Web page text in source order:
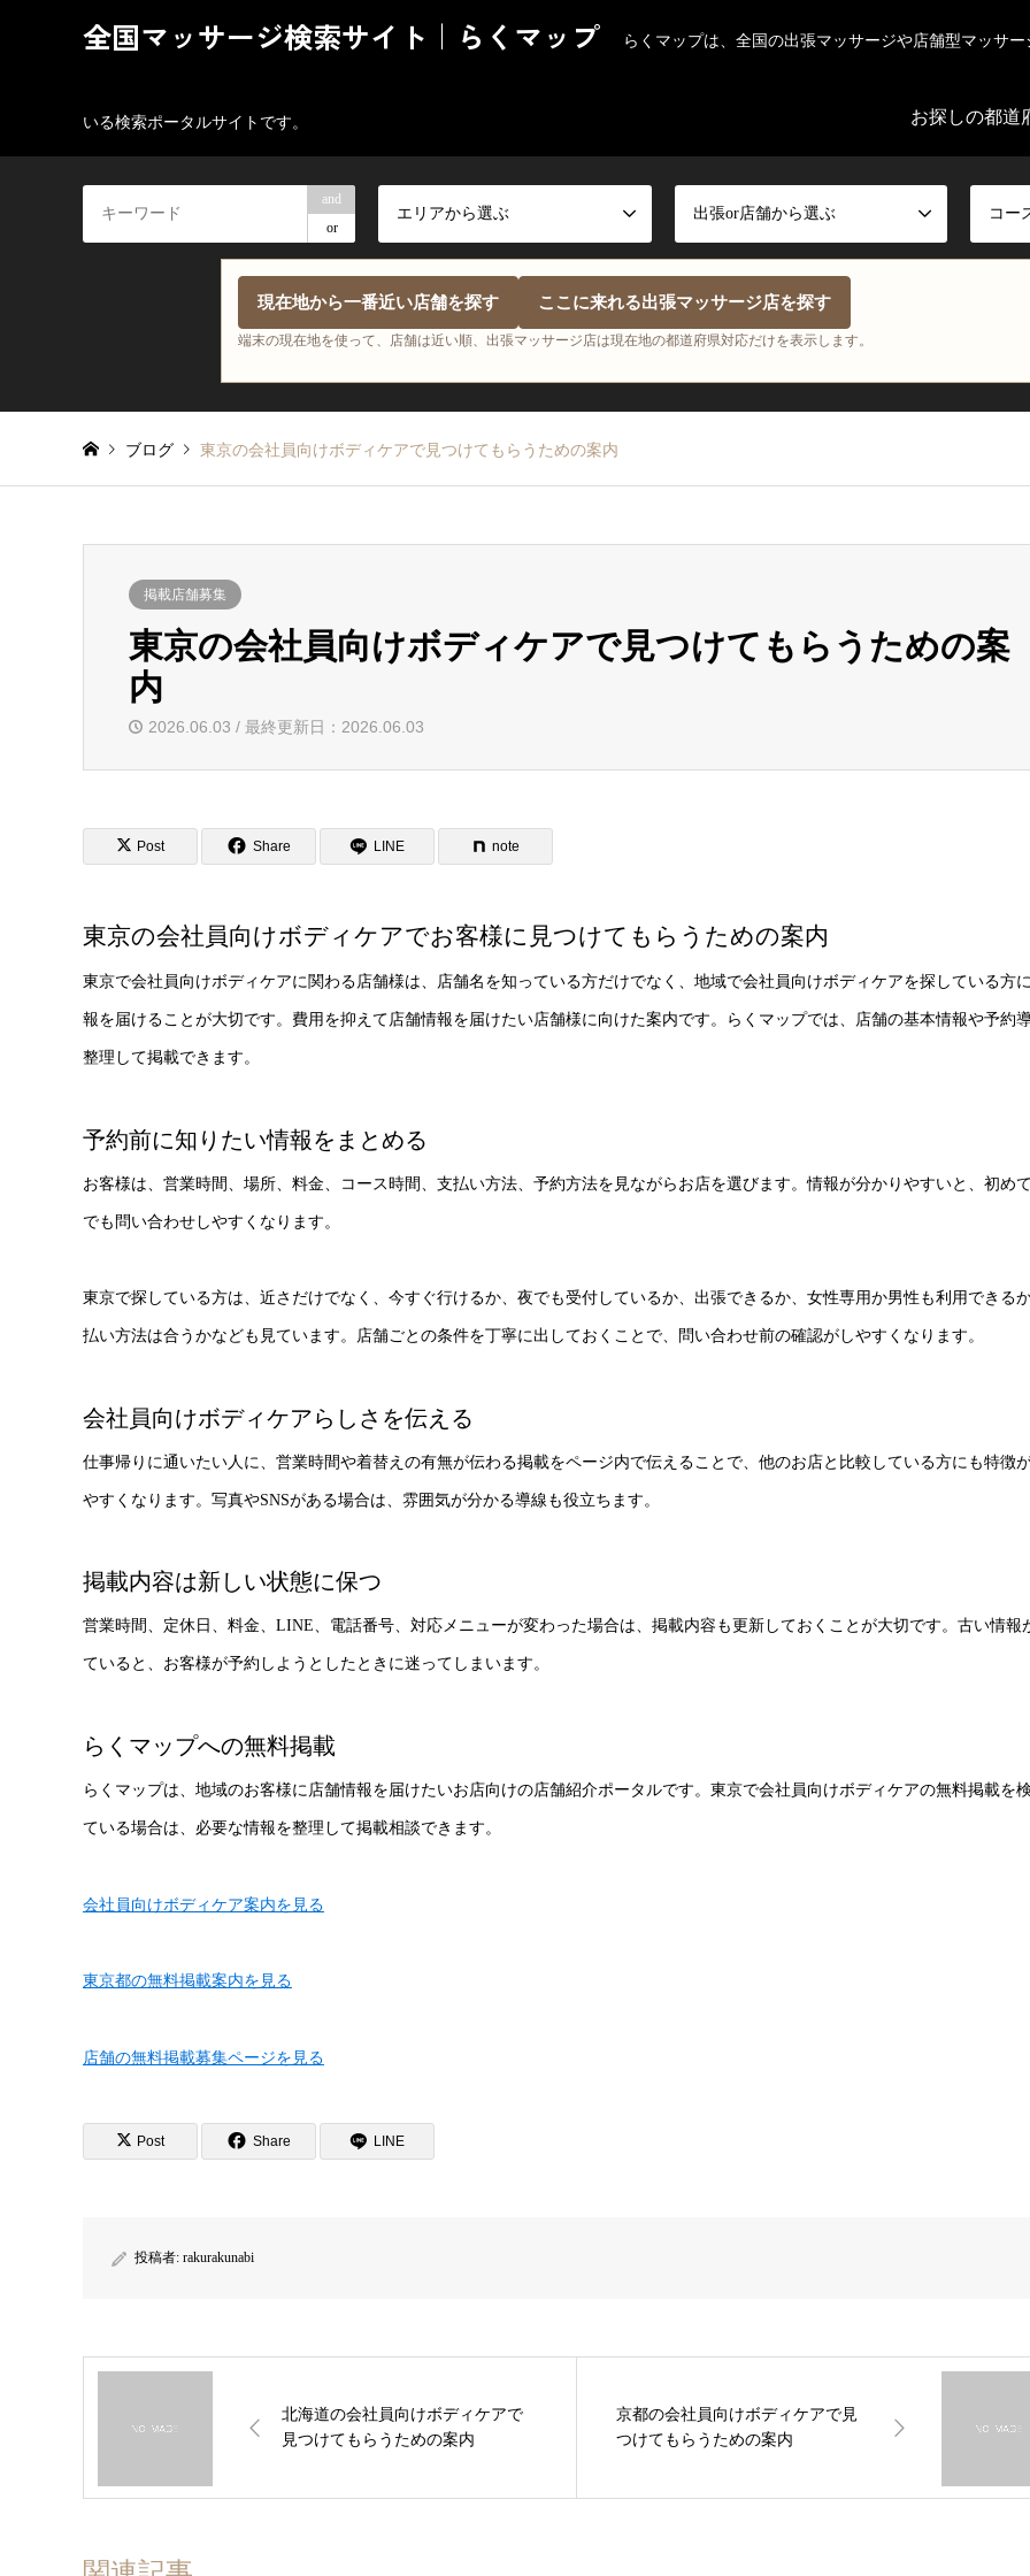
全国マッサージ検索サイト｜らくマップ らくマップは、全国の出張マッサージや店舗型マッサ
いる検索ポータルサイトです。 お探しの都道
and
or
エリアから選ぶ 出張or店舗から選ぶ コー
現在地から一番近い店舗を探す ここに来れる出張マッサージ店を探す
端末の現在地を使って、店舗は近い順、出張マッサージ店は現在地の都道府県対応だけを表示します。
ブログ 東京の会社員向けボディケアで見つけてもらうための案内
掲載店舗募集
東京の会社員向けボディケアで見つけてもらうための案
内
2026.06.03 / 最終更新日：2026.06.03
Post Share LINE note
東京の会社員向けボディケアでお客様に見つけてもらうための案内
東京で会社員向けボディケアに関わる店舗様は、店舗名を知っている方だけでなく、地域で会社員向けボディケアを探している方
報を届けることが大切です。費用を抑えて店舗情報を届けたい店舗様に向けた案内です。らくマップでは、店舗の基本情報や予約
整理して掲載できます。
予約前に知りたい情報をまとめる
お客様は、営業時間、場所、料金、コース時間、支払い方法、予約方法を見ながらお店を選びます。情報が分かりやすいと、初め
でも問い合わせしやすくなります。
東京で探している方は、近さだけでなく、今すぐ行けるか、夜でも受付しているか、出張できるか、女性専用か男性も利用できる
払い方法は合うかなども見ています。店舗ごとの条件を丁寧に出しておくことで、問い合わせ前の確認がしやすくなります。
会社員向けボディケアらしさを伝える
仕事帰りに通いたい人に、営業時間や着替えの有無が伝わる掲載をページ内で伝えることで、他のお店と比較している方にも特徴
やすくなります。写真やSNSがある場合は、雰囲気が分かる導線も役立ちます。
掲載内容は新しい状態に保つ
営業時間、定休日、料金、LINE、電話番号、対応メニューが変わった場合は、掲載内容も更新しておくことが大切です。古い情報
ていると、お客様が予約しようとしたときに迷ってしまいます。
らくマップへの無料掲載
らくマップは、地域のお客様に店舗情報を届けたいお店向けの店舗紹介ポータルです。東京で会社員向けボディケアの無料掲載を
ている場合は、必要な情報を整理して掲載相談できます。
会社員向けボディケア案内を見る
東京都の無料掲載案内を見る
店舗の無料掲載募集ページを見る
Post Share LINE
投稿者: rakurakunabi
北海道の会社員向けボディケアで
見つけてもらうための案内
京都の会社員向けボディケアで見
つけてもらうための案内